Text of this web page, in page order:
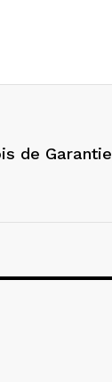
de Garantie